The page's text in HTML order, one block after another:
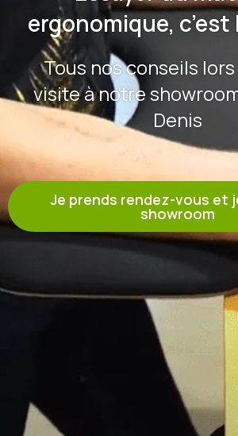
ergonomique, c’est
Tous nos conseils
visite à notre
Denis
Je prends rendez-vous et
showroom